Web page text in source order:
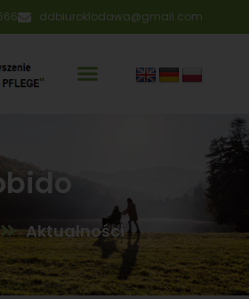
ddbiuroklodawa@gmail.com
Aktualności